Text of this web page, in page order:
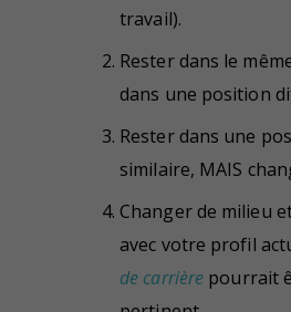
travail).
Rester dans le
dans une position
Rester dans une
similaire, MAIS
Changer de milieu
avec votre profil
de carrière pourrait